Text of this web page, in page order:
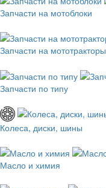
Запчасти на мотоблоки
Запчасти на мототракторы
Запчасти по типу
Колеса, диски, шины
Масло и химия